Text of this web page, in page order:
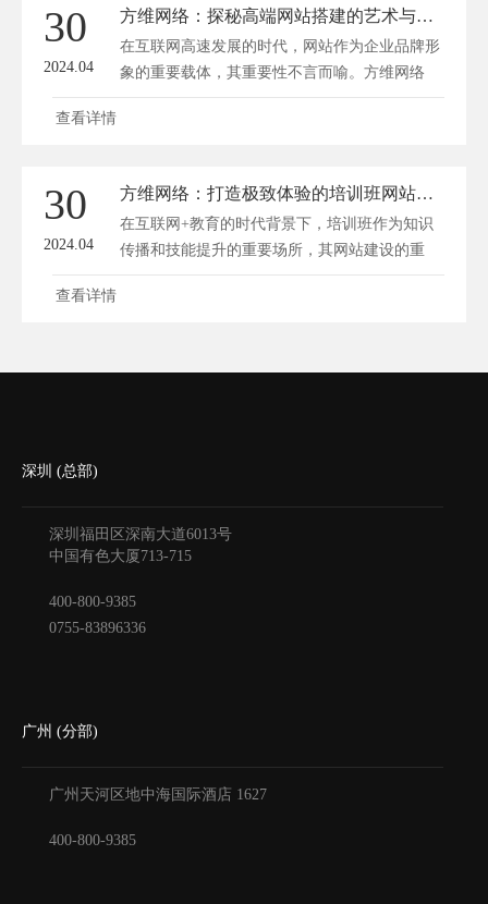
30
2024.04
方维网络：探秘高端网站搭建的艺术与科学
在互联网高速发展的时代，网站作为企业品牌形
象的重要载体，其重要性不言而喻。方维网络
作...
查看详情
30
2024.04
方维网络：打造极致体验的培训班网站设计秘籍
在互联网+教育的时代背景下，培训班作为知识
传播和技能提升的重要场所，其网站建设的重
要...
查看详情
深圳 (总部)
深圳福田区深南大道6013号
中国有色大厦713-715
400-800-9385
0755-83896336
广州 (分部)
广州天河区地中海国际酒店 1627
400-800-9385